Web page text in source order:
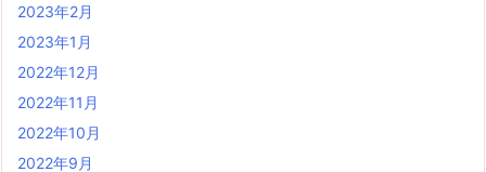
2023年2月
2023年1月
2022年12月
2022年11月
2022年10月
2022年9月